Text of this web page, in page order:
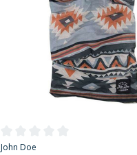
Durchschnittliche Bewertung
John Doe